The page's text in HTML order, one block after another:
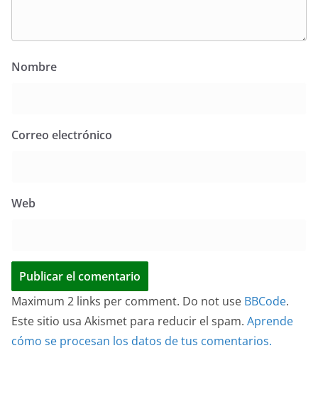
Nombre
Correo electrónico
Web
Maximum 2 links per comment. Do not use BBCode.
Este sitio usa Akismet para reducir el spam. Aprende
cómo se procesan los datos de tus comentarios.